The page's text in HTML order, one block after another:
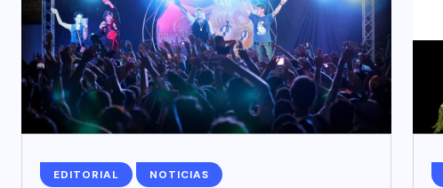
EDITORIAL NOTICIAS